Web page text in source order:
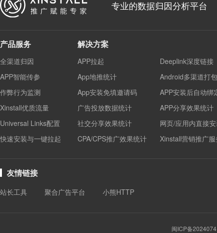
专业的数据归因分析平台
产品服务
全渠道归因
APP智能传参
作弊行为监测
Xinstall优质流量
Universal Links配置
快速安装与一键拉起
解决方案
APP拉起
Deeplink深度链接
App地推统计
Android多渠道打包
App安装免填邀请码
APP安装后自动绑
广告投放数据统计
APP分享效果统计
社交分享效果统计
网页/应用内直接
CPA/CPS推广效果统计
Xinstall营销推广
友情链接
站长工具 聚合广告平台 小熊HTTP
闽ICP备